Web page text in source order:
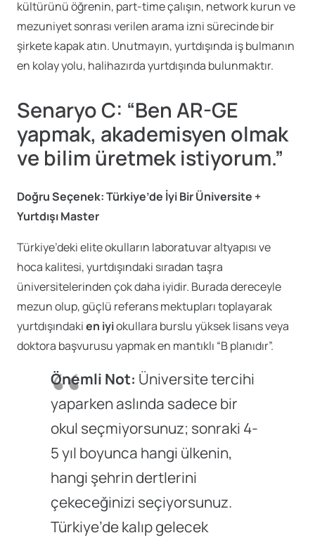
kültürünü öğrenin, part-time çalışın, network kurun ve
mezuniyet sonrası verilen arama izni sürecinde bir
şirkete kapak atın. Unutmayın, yurtdışında iş bulmanın
en kolay yolu, halihazırda yurtdışında bulunmaktır.
Senaryo C: “Ben AR-GE
yapmak, akademisyen olmak
ve bilim üretmek istiyorum.”
Doğru Seçenek: Türkiye’de İyi Bir Üniversite +
Yurtdışı Master
Türkiye’deki elite okulların laboratuvar altyapısı ve
hoca kalitesi, yurtdışındaki sıradan taşra
üniversitelerinden çok daha iyidir. Burada dereceyle
mezun olup, güçlü referans mektupları toplayarak
yurtdışındakien iyiokullara burslu yüksek lisans veya
doktora başvurusu yapmak en mantıklı “B planıdır”.
Önemli Not: Üniversite tercihi
yaparken aslında sadece bir
okul seçmiyorsunuz; sonraki 4-
5 yıl boyunca hangi ülkenin,
hangi şehrin dertlerini
çekeceğinizi seçiyorsunuz.
Türkiye’de kalıp gelecek